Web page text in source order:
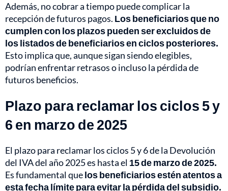
Además, no cobrar a tiempo puede complicar la
recepción de futuros pagos. Los beneficiarios que no
cumplen con los plazos pueden ser excluidos de
los listados de beneficiarios en ciclos posteriores.
Esto implica que, aunque sigan siendo elegibles,
podrían enfrentar retrasos o incluso la pérdida de
futuros beneficios.
Plazo para reclamar los ciclos 5 y
6 en marzo de 2025
El plazo para reclamar los ciclos 5 y 6 de la Devolución
del IVA del año 2025 es hasta el 15 de marzo de 2025.
Es fundamental quelos beneficiarios estén atentos a
esta fecha límite para evitar la pérdida del subsidio.